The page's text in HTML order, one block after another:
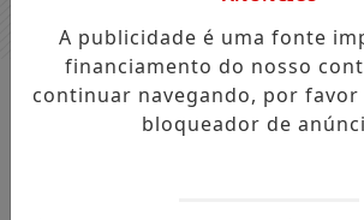
NOTÍCIAS GERAL
Após problemas no trem
A publicidade é uma fonte
financiamento do nosso
continuar navegando, por favor
bloqueador de